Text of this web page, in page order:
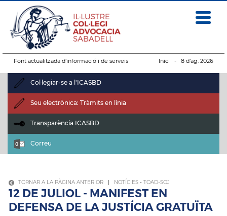
Font actualitzada d’informació i de serveis Inici - 8 d’ag. 2026
Col·legiar-se a l'ICASBD
Seu electrònica: Tràmits en línia
Transparència ICASBD
Correu
TORNAR A LA PÀGINA ANTERIOR | NOTÍCIES - TOAD-SOJ
12 DE JULIOL - MANIFEST EN
DEFENSA DE LA JUSTÍCIA GRATUÏTA